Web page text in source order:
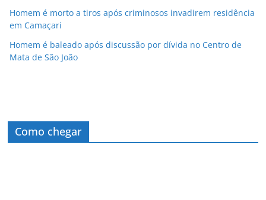
Homem é morto a tiros após criminosos invadirem residência
em Camaçari
Homem é baleado após discussão por dívida no Centro de
Mata de São João
Como chegar